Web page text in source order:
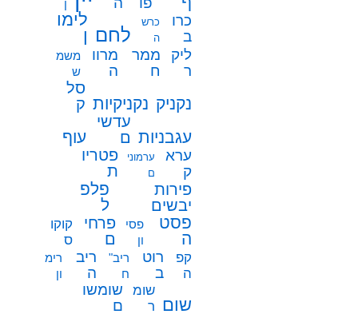
ן
כרו
ב
כרש
ה
לחם
לימו
ן
ליק
ר
ממר
ח
מרוו
ה
משמ
ש
נקניק נקניקיות
סל
ק
עגבניות
עדשי
ם
עוף
ערא
ק
ערמוני
ם
פטריו
ת
פירות
יבשים
פלפ
ל
פסט
ה
פסי
ון
פרחי
ם
קוקו
ס
קפ
ה
רוט
ב
ריב"
ח
ריב
ה
רימ
ון
שום
שומ
ר
שומשו
ם